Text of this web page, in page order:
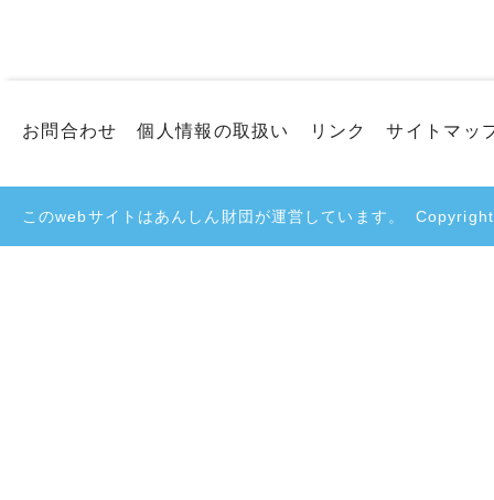
お問合わせ 個人情報の取扱い リンク サイトマッ
このwebサイトはあんしん財団が運営しています。